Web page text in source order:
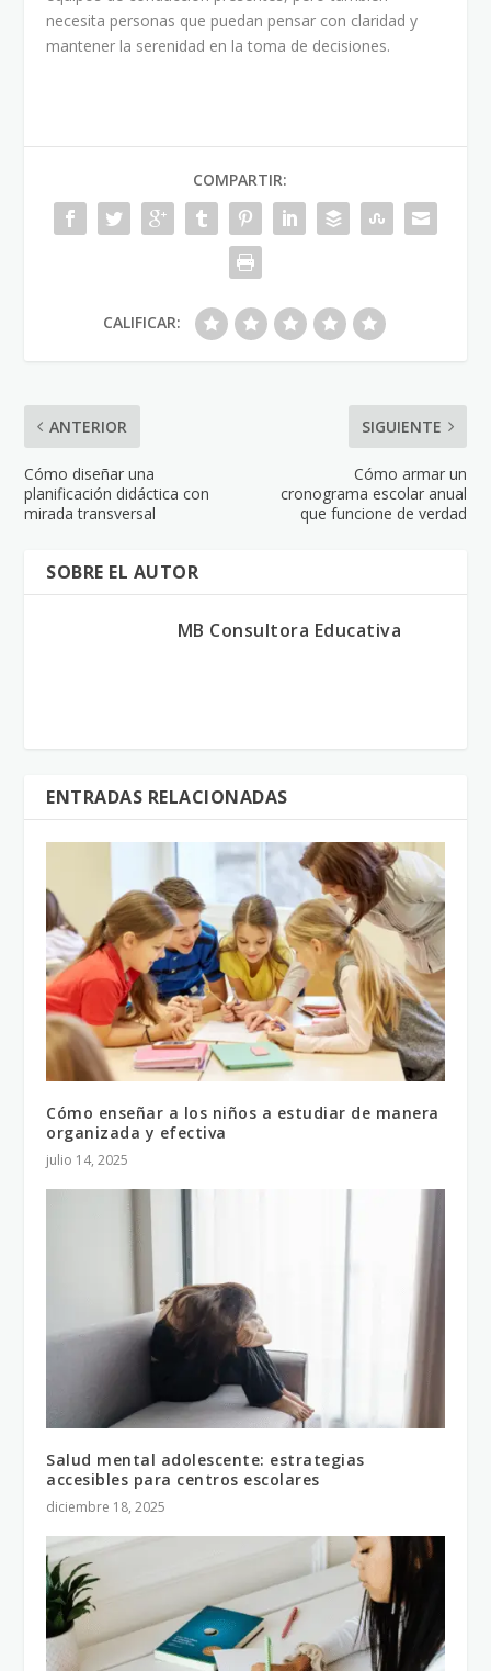
necesita personas que puedan pensar con claridad y
mantener la serenidad en la toma de decisiones.
COMPARTIR:
CALIFICAR:
ANTERIOR
Cómo diseñar una
planificación didáctica con
mirada transversal
SIGUIENTE
Cómo armar un
cronograma escolar anual
que funcione de verdad
SOBRE EL AUTOR
MB Consultora Educativa
ENTRADAS RELACIONADAS
Cómo enseñar a los niños a estudiar de manera
organizada y efectiva
julio 14, 2025
Salud mental adolescente: estrategias
accesibles para centros escolares
diciembre 18, 2025